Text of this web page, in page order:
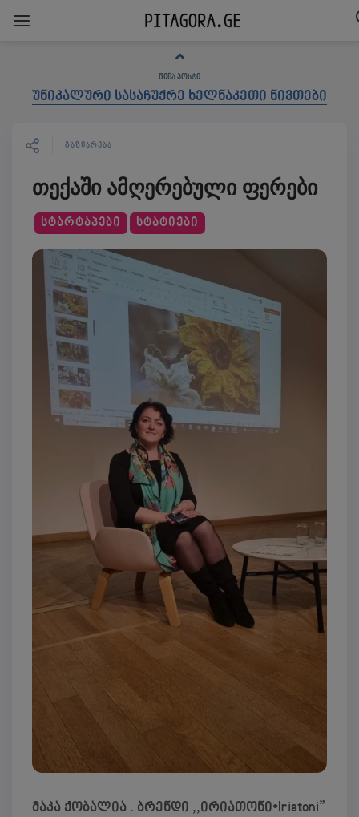
ᲬᲘᲜᲐ ᲞᲝᲡᲢᲘ
უნიკალური სასაჩუქრე ხელნაკეთი ნივთები
ᲒᲐᲖᲘᲐᲠᲔᲑᲐ
თექაში ამღერებული ფერები
ᲡᲢᲐᲠᲢᲐᲞᲔᲑᲘ ᲡᲢᲐᲢᲘᲔᲑᲘ
მაკა ქობალია . ბრენდი ,,ირიათონი•Iriatoni”